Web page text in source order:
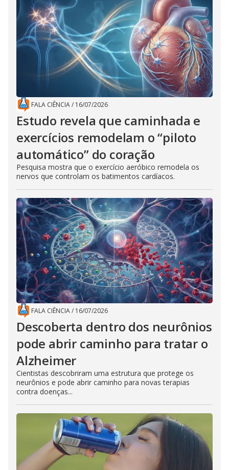
FALA CIÊNCIA/ 16/07/2026
Estudo revela que caminhada e
exercícios remodelam o “piloto
automático” do coração
Pesquisa mostra que o exercício aeróbico remodela os
nervos que controlam os batimentos cardíacos.
FALA CIÊNCIA/ 16/07/2026
Descoberta dentro dos neurônios
pode abrir caminho para tratar o
Alzheimer
Cientistas descobriram uma estrutura que protege os
neurônios e pode abrir caminho para novas terapias
contra doenças...